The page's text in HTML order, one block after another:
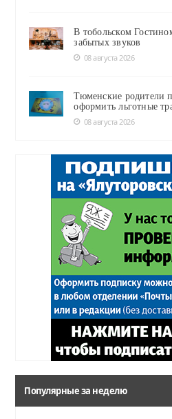
В тобольском
забытых звуков
08 августа 2026
Тюменские родители
оформить льготные
08 августа 2026
Популярные за неделю